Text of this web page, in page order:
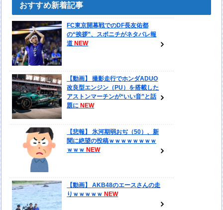
おすすめ新着記事
FC東京開幕戦でのDF長友佑都
の“挨拶”、スポニチがネタバレ報
道
【動画】 撮影走行でホンダADUO
改良型エンジン（PU）を搭載した
アストンマーチンが“いい音”と話
題に
【悲報】 氷河期弱おぢ（50）、新
聞に絶望の投稿ｗｗｗｗｗｗｗｗ
ｗｗｗ
【動画】 AKB48のエースさんの走
りｗｗｗｗｗ